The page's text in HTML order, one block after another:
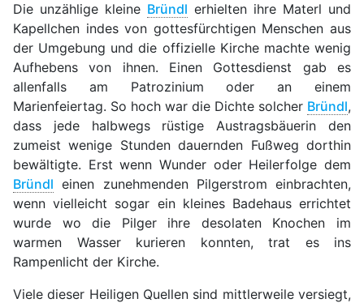
Die unzählige kleine Bründl erhielten ihre Materl und
Kapellchen indes von gottesfürchtigen Menschen aus
der Umgebung und die offizielle Kirche machte wenig
Aufhebens von ihnen. Einen Gottesdienst gab es
allenfalls am Patrozinium oder an einem
Marienfeiertag. So hoch war die Dichte solcher Bründl,
dass jede halbwegs rüstige Austragsbäuerin den
zumeist wenige Stunden dauernden Fußweg dorthin
bewältigte. Erst wenn Wunder oder Heilerfolge dem
Bründl einen zunehmenden Pilgerstrom einbrachten,
wenn vielleicht sogar ein kleines Badehaus errichtet
wurde wo die Pilger ihre desolaten Knochen im
warmen Wasser kurieren konnten, trat es ins
Rampenlicht der Kirche.
Viele dieser Heiligen Quellen sind mittlerweile versiegt,